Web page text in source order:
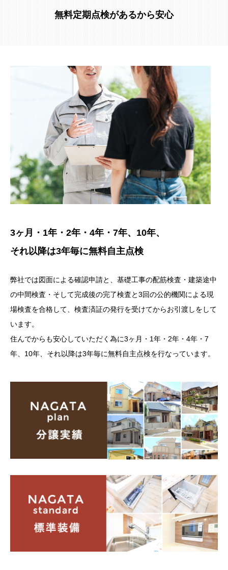
無料定期点検があるから安心
3ヶ月・1年・2年・4年・7年、10年、
それ以降は3年毎に無料自主点検
弊社では図面による確認申請と、基礎工事の配筋検査・建築途中
の中間検査・そして完成後の完了検査と3回の公的機関による現
場検査を合格して、検査済証の発行を受けてからお引渡しをして
います。
住んでからも安心していただく為に3ヶ月・1年・2年・4年・7
年、10年、それ以降は3年毎に無料自主点検を行なっています。